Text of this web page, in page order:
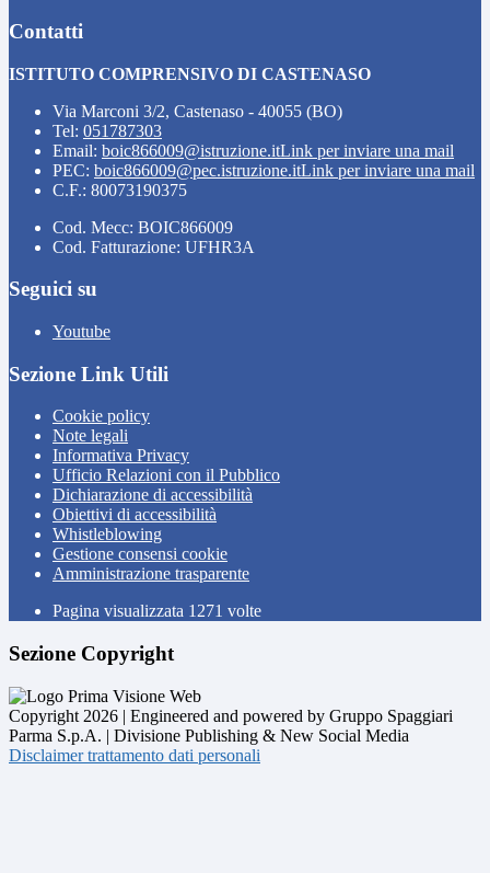
Contatti
ISTITUTO COMPRENSIVO DI CASTENASO
Via Marconi 3/2, Castenaso - 40055 (BO)
Tel: 051787303
Email: boic866009@istruzione.itLink per inviare una mail
PEC: boic866009@pec.istruzione.itLink per inviare una mail
C.F.: 80073190375
Cod. Mecc: BOIC866009
Cod. Fatturazione: UFHR3A
Seguici su
Youtube
Sezione Link Utili
Cookie policy
Note legali
Informativa Privacy
Ufficio Relazioni con il Pubblico
Dichiarazione di accessibilità
Obiettivi di accessibilità
Whistleblowing
Gestione consensi cookie
Amministrazione trasparente
Pagina visualizzata 1271 volte
Sezione Copyright
Copyright 2026 | Engineered and powered by Gruppo Spaggiari
Parma S.p.A. | Divisione Publishing & New Social Media
Disclaimer trattamento dati personali